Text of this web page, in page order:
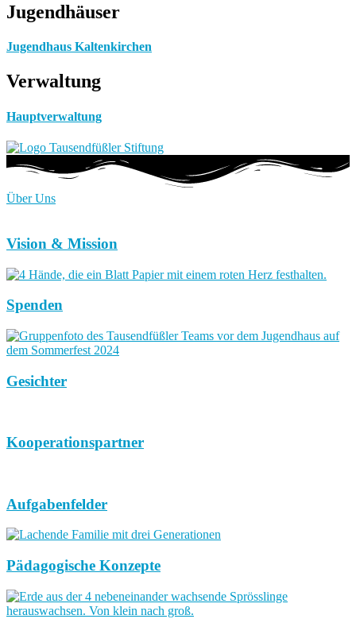
Jugendhäuser
Jugendhaus Kaltenkirchen
Verwaltung
Hauptverwaltung
Über Uns
Vision & Mission
Spenden
Gesichter
Kooperationspartner
Aufgabenfelder
Pädagogische Konzepte